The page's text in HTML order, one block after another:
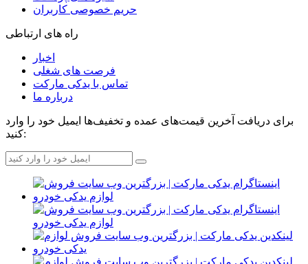
حریم خصوصی کاربران
راه های ارتباطی
اخبار
فرصت های شغلی
تماس با یدکی مارکت
درباره ما
برای دریافت آخرین قیمت‌های عمده و تخفیف‌ها ایمیل خود را وارد
کنید: